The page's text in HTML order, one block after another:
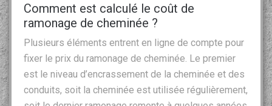
Comment est calculé le coût de
ramonage de cheminée ?
Plusieurs éléments entrent en ligne de compte pour
fixer le prix du ramonage de cheminée. Le premier
est le niveau d’encrassement de la cheminée et des
conduits, soit la cheminée est utilisée régulièrement,